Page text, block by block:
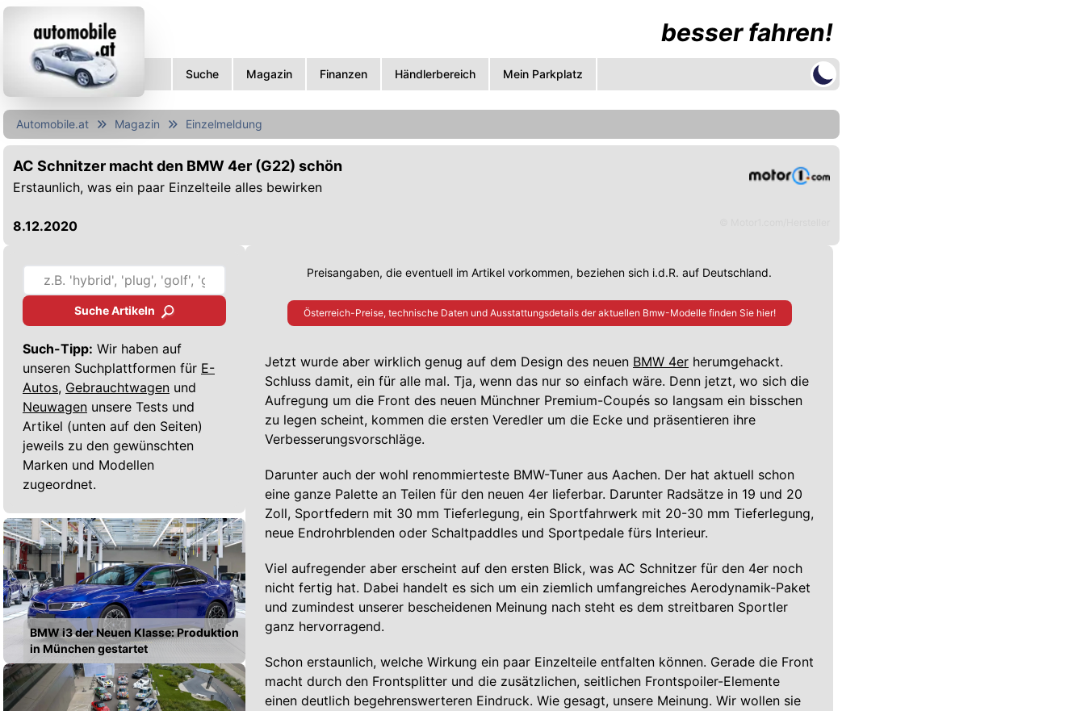
besser fahren!
Suche Magazin Finanzen Händlerbereich Mein Parkplatz
Automobile.at Magazin Einzelmeldung
AC Schnitzer macht den BMW 4er (G22) schön
Erstaunlich, was ein paar Einzelteile alles bewirken
8.12.2020
Suche Artikeln
Such-Tipp: Wir haben auf
unseren Suchplattformen für E-
Autos, Gebrauchtwagen und
Neuwagen unsere Tests und
Artikel (unten auf den Seiten)
jeweils zu den gewünschten
Marken und Modellen
zugeordnet.
BMW i3 der Neuen Klasse: Produktion
in München gestartet
Preisangaben, die eventuell im Artikel vorkommen, beziehen sich i.d.R. auf Deutschland.
Österreich-Preise, technische Daten und Ausstattungsdetails der aktuellen Bmw-Modelle finden Sie hier!
Jetzt wurde aber wirklich genug auf dem Design des neuen BMW 4er herumgehackt.
Schluss damit, ein für alle mal. Tja, wenn das nur so einfach wäre. Denn jetzt, wo sich die
Aufregung um die Front des neuen Münchner Premium-Coupés so langsam ein bisschen
zu legen scheint, kommen die ersten Veredler um die Ecke und präsentieren ihre
Verbesserungsvorschläge.
Darunter auch der wohl renommierteste BMW-Tuner aus Aachen. Der hat aktuell schon
eine ganze Palette an Teilen für den neuen 4er lieferbar. Darunter Radsätze in 19 und 20
Zoll, Sportfedern mit 30 mm Tieferlegung, ein Sportfahrwerk mit 20-30 mm Tieferlegung,
neue Endrohrblenden oder Schaltpaddles und Sportpedale fürs Interieur.
Viel aufregender aber erscheint auf den ersten Blick, was AC Schnitzer für den 4er noch
nicht fertig hat. Dabei handelt es sich um ein ziemlich umfangreiches Aerodynamik-Paket
und zumindest unserer bescheidenen Meinung nach steht es dem streitbaren Sportler
ganz hervorragend.
Schon erstaunlich, welche Wirkung ein paar Einzelteile entfalten können. Gerade die Front
macht durch den Frontsplitter und die zusätzlichen, seitlichen Frontspoiler-Elemente
einen deutlich begehrenswerteren Eindruck. Wie gesagt, unsere Meinung. Wir wollen sie